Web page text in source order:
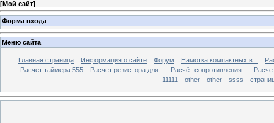
[Мой сайт]
Форма входа
Меню сайта
Главная страница Информация о сайте Форум Намотка компактных в...
Расчет таймера 555
Расчет резистора для... Расчёт сопротивления...
11111
other other ssss